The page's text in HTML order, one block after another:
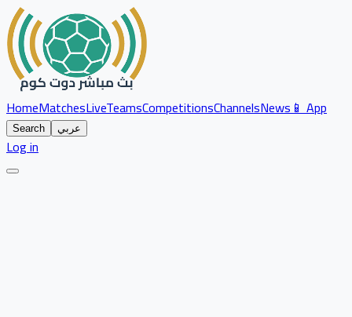
HomeMatchesLiveTeamsCompetitionsChannelsNews📱 App
Search عربي
Log in